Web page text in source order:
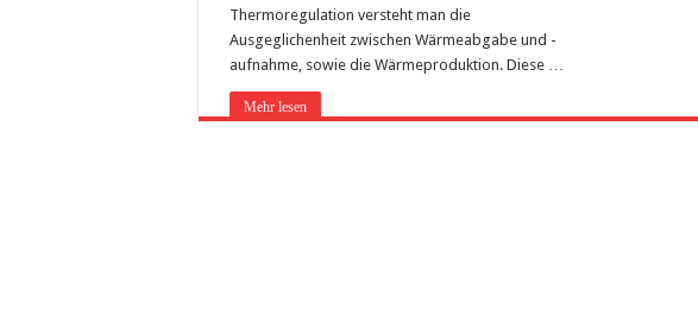
Thermoregulation versteht man die
Ausgeglichenheit zwischen Wärmeabgabe und -
aufnahme, sowie die Wärmeproduktion. Diese …
Mehr lesen